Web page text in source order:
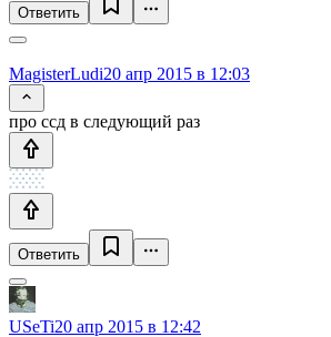
Ответить
MagisterLudi20 апр 2015 в 12:03
про ссд в следующий раз
Ответить
USeTi20 апр 2015 в 12:42